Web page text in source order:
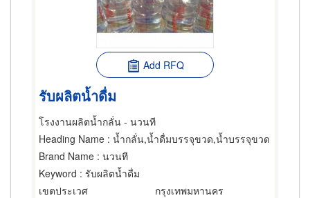
Add RFQ
รับผลิตน้ำดื่ม
โรงงานผลิตน้ำกลั่น - นวนที
Heading Name : น้ำกลั่น,น้ำดื่มบรรจุขวด,น้ำบรรจุขวด
Brand Name : นวนที
Keyword : รับผลิตน้ำดื่ม
เขตประเวศ
กรุงเทพมหานคร